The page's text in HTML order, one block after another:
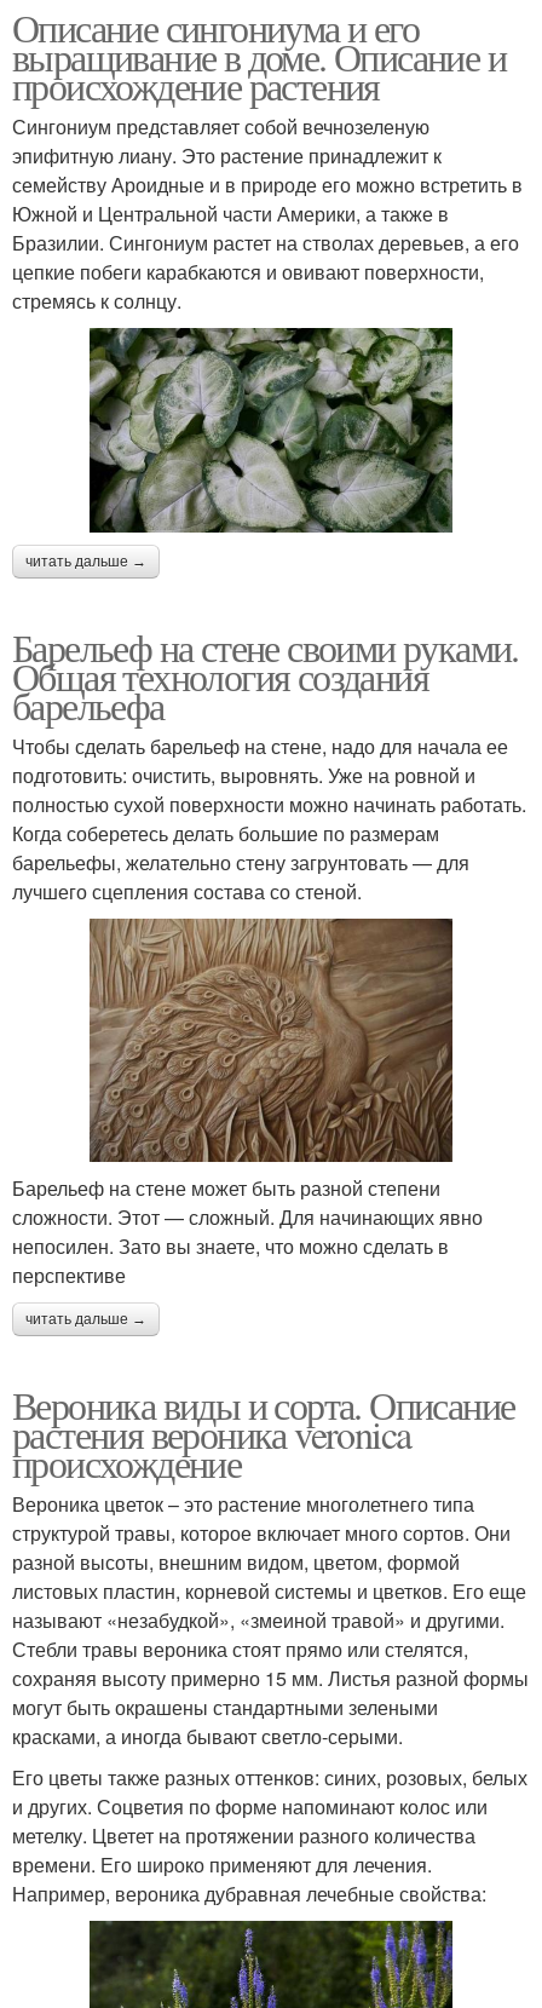
Описание сингониума и его
выращивание в доме. Описание и
происхождение растения
Сингониум представляет собой вечнозеленую
эпифитную лиану. Это растение принадлежит к
семейству Ароидные и в природе его можно встретить в
Южной и Центральной части Америки, а также в
Бразилии. Сингониум растет на стволах деревьев, а его
цепкие побеги карабкаются и овивают поверхности,
стремясь к солнцу.
читать дальше →
Барельеф на стене своими руками.
Общая технология создания
барельефа
Чтобы сделать барельеф на стене, надо для начала ее
подготовить: очистить, выровнять. Уже на ровной и
полностью сухой поверхности можно начинать работать.
Когда соберетесь делать большие по размерам
барельефы, желательно стену загрунтовать — для
лучшего сцепления состава со стеной.
Барельеф на стене может быть разной степени
сложности. Этот — сложный. Для начинающих явно
непосилен. Зато вы знаете, что можно сделать в
перспективе
читать дальше →
Вероника виды и сорта. Описание
растения вероника veronica
происхождение
Вероника цветок – это растение многолетнего типа
структурой травы, которое включает много сортов. Они
разной высоты, внешним видом, цветом, формой
листовых пластин, корневой системы и цветков. Его еще
называют «незабудкой», «змеиной травой» и другими.
Стебли травы вероника стоят прямо или стелятся,
сохраняя высоту примерно 15 мм. Листья разной формы
могут быть окрашены стандартными зелеными
красками, а иногда бывают светло-серыми.
Его цветы также разных оттенков: синих, розовых, белых
и других. Соцветия по форме напоминают колос или
метелку. Цветет на протяжении разного количества
времени. Его широко применяют для лечения.
Например, вероника дубравная лечебные свойства: